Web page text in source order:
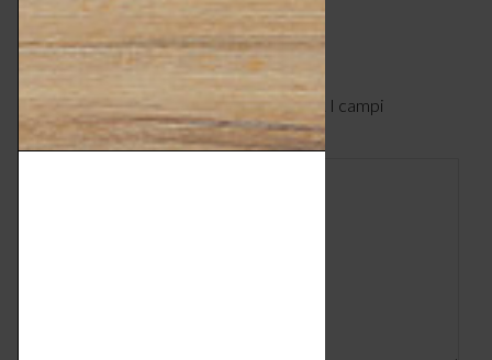
Lascia un commento
Il tuo indirizzo email non verrà pubblicato. I campi
obbligatori sono contrassegnati*